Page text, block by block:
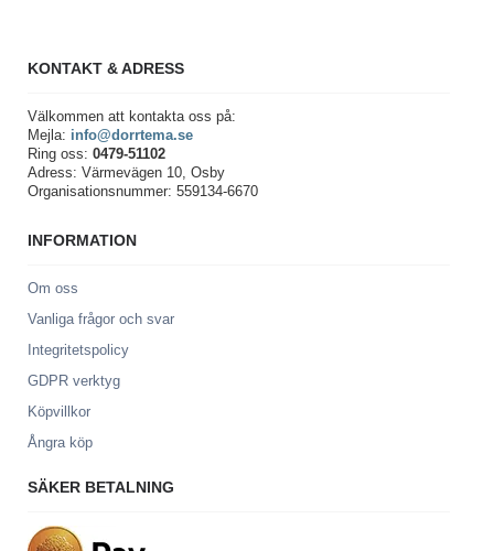
KONTAKT & ADRESS
Välkommen att kontakta oss på:
Mejla: info@dorrtema.se
Ring oss: 0479-51102
Adress: Värmevägen 10, Osby
Organisationsnummer: 559134-6670
INFORMATION
Om oss
Vanliga frågor och svar
Integritetspolicy
GDPR verktyg
Köpvillkor
Ångra köp
SÄKER BETALNING